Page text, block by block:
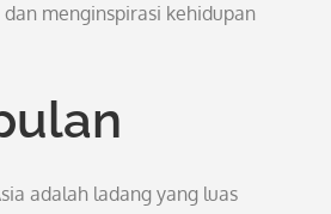
menginspirasi kehidupan
adalah ladang yang luas